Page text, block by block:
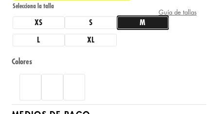
Guía de tallas
XS S M
L XL
Colores